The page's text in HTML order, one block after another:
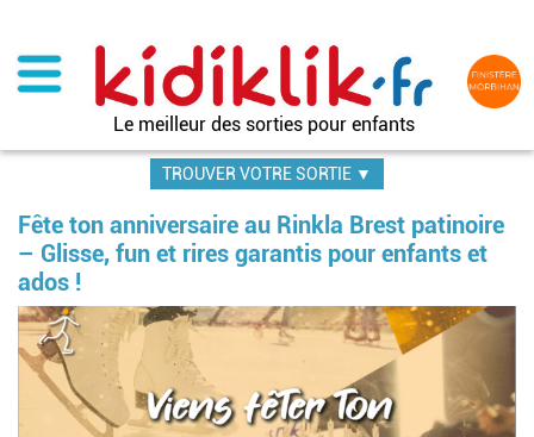
contenu
principal
Le meilleur des sorties pour enfants
TROUVER VOTRE SORTIE ▼
Fête ton anniversaire au Rinkla Brest patinoire
– Glisse, fun et rires garantis pour enfants et
ados !